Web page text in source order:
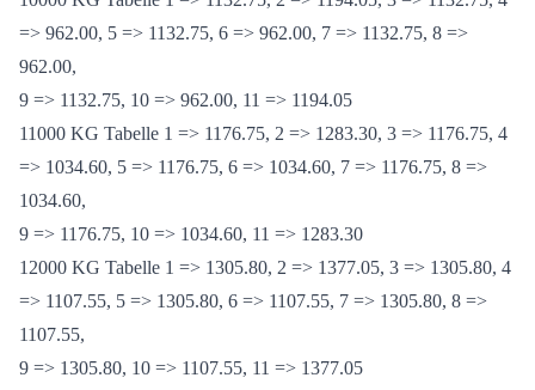
10000 KG Tabelle 1 => 1132.75, 2 => 1194.05, 3 => 1132.75, 4
=> 962.00, 5 => 1132.75, 6 => 962.00, 7 => 1132.75, 8 =>
962.00,
9 => 1132.75, 10 => 962.00, 11 => 1194.05
11000 KG Tabelle 1 => 1176.75, 2 => 1283.30, 3 => 1176.75, 4
=> 1034.60, 5 => 1176.75, 6 => 1034.60, 7 => 1176.75, 8 =>
1034.60,
9 => 1176.75, 10 => 1034.60, 11 => 1283.30
12000 KG Tabelle 1 => 1305.80, 2 => 1377.05, 3 => 1305.80, 4
=> 1107.55, 5 => 1305.80, 6 => 1107.55, 7 => 1305.80, 8 =>
1107.55,